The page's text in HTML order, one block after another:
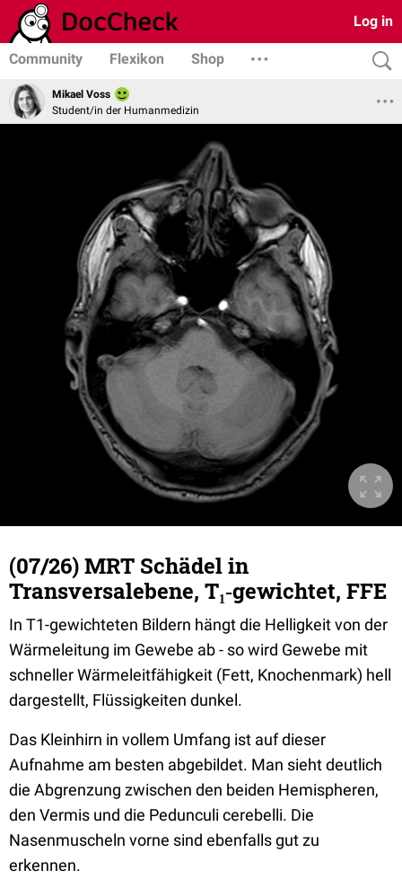
Log in
Community Flexikon Shop
Mikael Voss
Student/in der Humanmedizin
(07/26) MRT Schädel in
Transversalebene, T₁‐gewichtet, FFE
In T1-gewichteten Bildern hängt die Helligkeit von der
Wärmeleitung im Gewebe ab - so wird Gewebe mit
schneller Wärmeleitfähigkeit (Fett, Knochenmark) hell
dargestellt, Flüssigkeiten dunkel.
Das Kleinhirn in vollem Umfang ist auf dieser
Aufnahme am besten abgebildet. Man sieht deutlich
die Abgrenzung zwischen den beiden Hemispheren,
den Vermis und die Pedunculi cerebelli. Die
Nasenmuscheln vorne sind ebenfalls gut zu
erkennen.